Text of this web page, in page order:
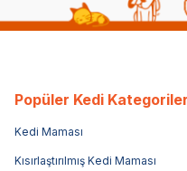
Popüler Kedi
Kedi Maması
Kısırlaştırılmış Kedi Maması